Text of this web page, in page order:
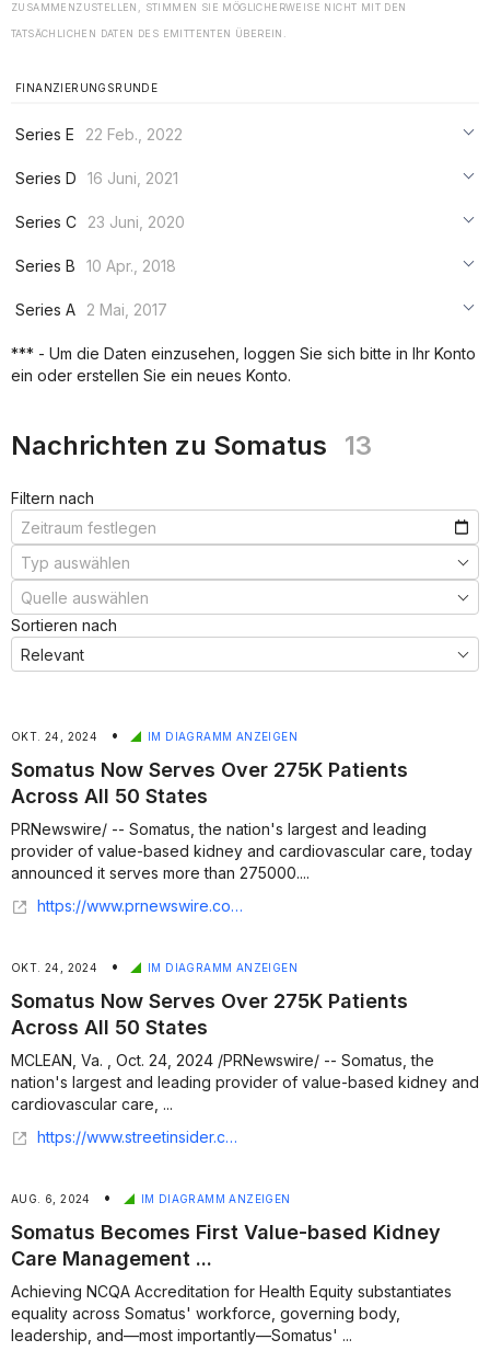
ZUSAMMENZUSTELLEN, STIMMEN SIE MÖGLICHERWEISE NICHT MIT DEN
TATSÄCHLICHEN DATEN DES EMITTENTEN ÜBEREIN.
FINANZIERUNGSRUNDE
Series E
22 Feb., 2022
***
Series D
16 Juni, 2021
***
Series C
23 Juni, 2020
***
Series B
10 Apr., 2018
***
Series A
2 Mai, 2017
***
*** - Um die Daten einzusehen, loggen Sie sich bitte in Ihr Konto
ein oder erstellen Sie ein neues Konto.
Nachrichten zu Somatus 13
Filtern nach
Sortieren nach
OKT. 24, 2024 • IM DIAGRAMM ANZEIGEN
Somatus Now Serves Over 275K Patients
Across All 50 States
PRNewswire/ -- Somatus, the nation's largest and leading
provider of value-based kidney and cardiovascular care, today
announced it serves more than 275000....
https://www.prnewswire.com/news-releases/somatus-now-serves-over-275k-patients-across-all-50-states-302285440.html
OKT. 24, 2024 • IM DIAGRAMM ANZEIGEN
Somatus Now Serves Over 275K Patients
Across All 50 States
MCLEAN, Va. , Oct. 24, 2024 /PRNewswire/ -- Somatus, the
nation's largest and leading provider of value-based kidney and
cardiovascular care, ...
https://www.streetinsider.com/PRNewswire/Somatus+Now+Serves+Over+275K+Patients+Across+All+50+States/23874548.html
AUG. 6, 2024 • IM DIAGRAMM ANZEIGEN
Somatus Becomes First Value-based Kidney
Care Management ...
Achieving NCQA Accreditation for Health Equity substantiates
equality across Somatus' workforce, governing body,
leadership, and—most importantly—Somatus' ...